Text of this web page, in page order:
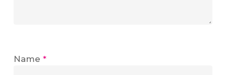
Name *